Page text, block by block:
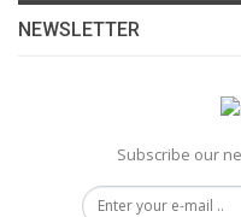
NEWSLETTER
Subscribe our